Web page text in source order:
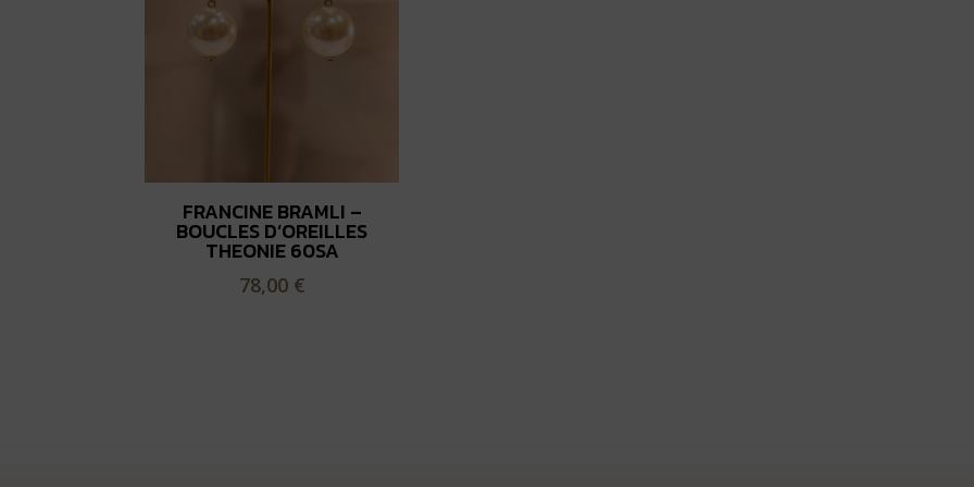
FRANCINE BRAMLI –
BOUCLES D’OREILLES
THEONIE 60SA
78,00 €